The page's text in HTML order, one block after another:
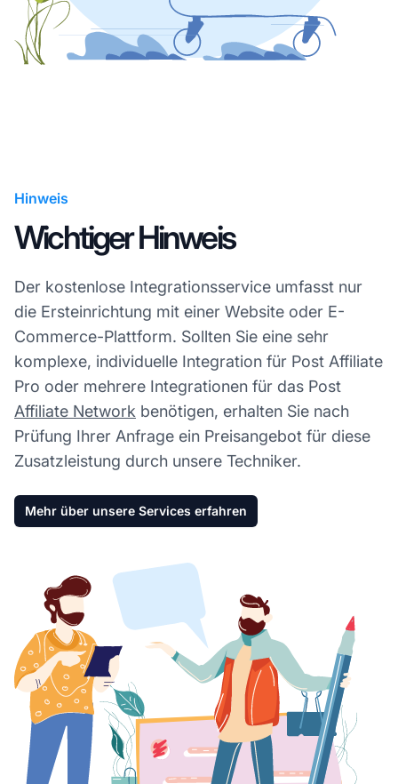
Hinweis
Wichtiger Hinweis
Der kostenlose Integrationsservice umfasst nur
die Ersteinrichtung mit einer Website oder E-
Commerce-Plattform. Sollten Sie eine sehr
komplexe, individuelle Integration für Post Affiliate
Pro oder mehrere Integrationen für das Post
Affiliate Network benötigen, erhalten Sie nach
Prüfung Ihrer Anfrage ein Preisangebot für diese
Zusatzleistung durch unsere Techniker.
Mehr über unsere Services erfahren